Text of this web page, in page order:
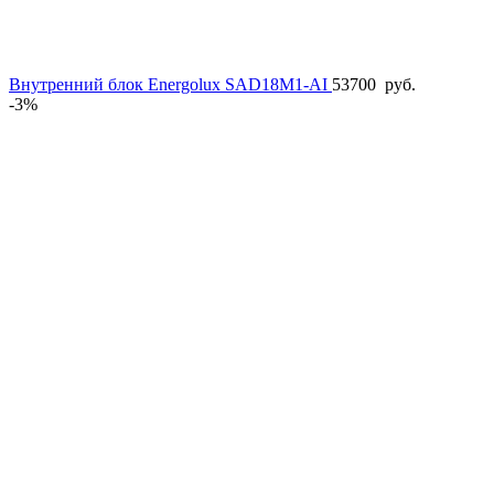
Внутренний блок Energolux SAD18M1-AI 53700 руб.
-3%